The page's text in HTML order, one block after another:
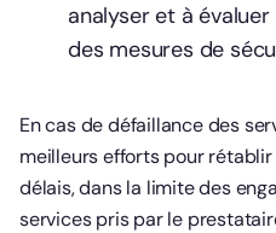
analyser et à
des mesures de
En cas de défaillance des
meilleurs efforts pour
délais, dans la limite des
services pris par le